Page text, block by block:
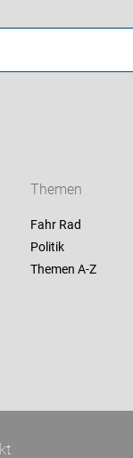
Themen
Fahr Rad
Politik
Themen A-Z